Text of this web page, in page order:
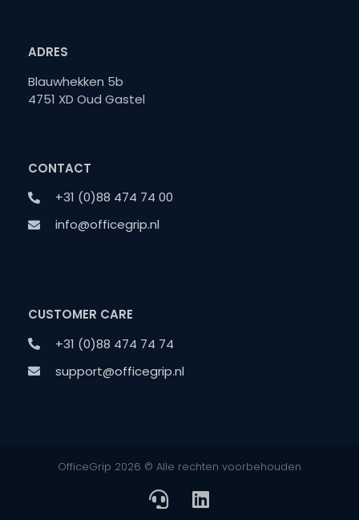
ADRES
Blauwhekken 5b
4751 XD Oud Gastel
CONTACT
+31 (0)88 474 74 00
info@officegrip.nl
CUSTOMER CARE
+31 (0)88 474 74 74
support@officegrip.nl
OfficeGrip 2026 © Alle rechten voorbehouden